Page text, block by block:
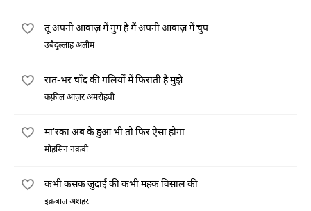
तू अपनी आवाज़ में गुम है मैं अपनी आवाज़ में चुप
उबैदुल्लाह अलीम
रात-भर चाँद की गलियों में फिराती है मुझे
कफ़ील आज़र अमरोहवी
मा'रका अब के हुआ भी तो फिर ऐसा होगा
मोहसिन नक़वी
कभी कसक जुदाई की कभी महक विसाल की
इक़बाल अशहर